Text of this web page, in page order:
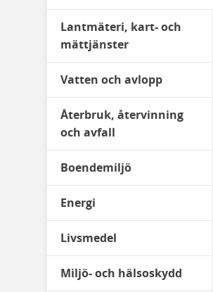
Lantmäteri, kart- och
mättjänster
Vatten och avlopp
Återbruk, återvinning
och avfall
Boendemiljö
Energi
Livsmedel
Miljö- och hälsoskydd